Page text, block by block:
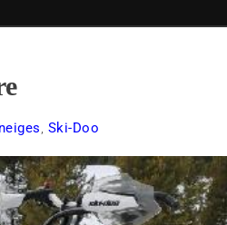
, Ski-Doo